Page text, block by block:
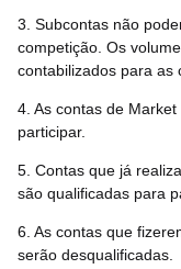
3. Subcontas não
competição. Os
contabilizados para as
4. As contas de
participar.
5. Contas que já
são qualificadas para
6. As contas que
serão desqualificadas.